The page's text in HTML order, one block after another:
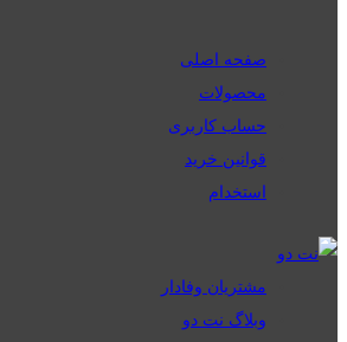
صفحه اصلی
محصولات
حساب کاربری
قوانین خرید
استخدام
مشتریان وفادار
وبلاگ نت دو